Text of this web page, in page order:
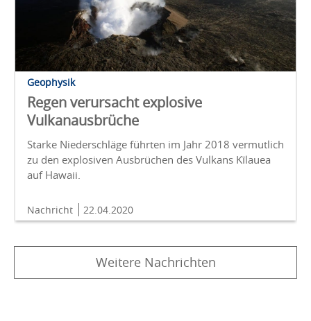
Geophysik
Regen verursacht explosive
Vulkanausbrüche
Starke Niederschläge führten im Jahr 2018 vermutlich
zu den explosiven Ausbrüchen des Vulkans Kīlauea
auf Hawaii.
Nachricht 22.04.2020
Weitere Nachrichten